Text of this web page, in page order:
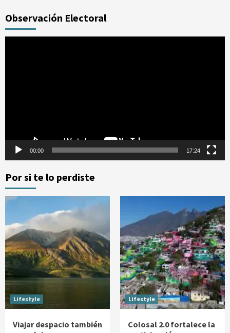
Observación Electoral
00:00 17:24
Por si te lo perdiste
Lifestyle
Viajar despacio también
Lifestyle
Colosal 2.0 fortalece la